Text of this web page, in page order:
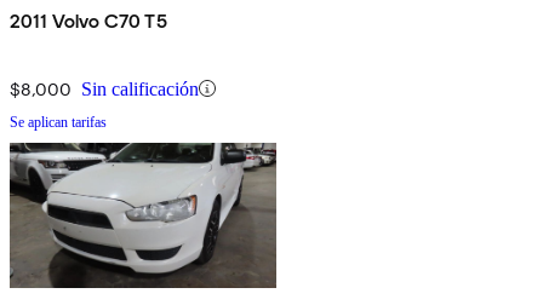
2011 Volvo C70 T5
$8,000 Sin calificación
Se aplican tarifas